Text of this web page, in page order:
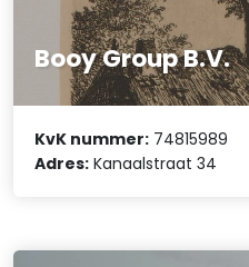
Booy Group B.V.
KvK nummer: 74815989
Adres: Kanaalstraat 34